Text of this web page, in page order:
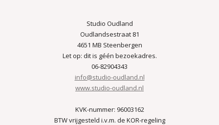
Studio Oudland
Oudlandsestraat 81
4651 MB Steenbergen
Let op: dit is géén bezoekadres.
06-82904343
info@studio-oudland.nl
www.studio-oudland.nl
KVK-nummer: 96003162
BTW vrijgesteld i.v.m. de KOR-regeling